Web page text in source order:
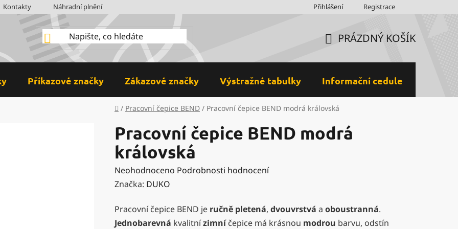
Kontakty Náhradní plnění Ochrana osobních údajů a GDPR
Přihlášení Registrace
KOŠÍK
PRÁZDNÝ KOŠÍK
Příkazové značky Zákazové značky Výstražné tabulky Informační cedule
Domů
/ Pracovní čepice BEND / Pracovní čepice BEND modrá královská
Pracovní čepice BEND modrá
královská
Průměrné
hodnocení
je
0,0
Neohodnoceno Podrobnosti hodnocení
Značka: DUKO
Pracovní čepice BEND je ručně pletená, dvouvrstvá a oboustranná.
Jednobarevná kvalitnízimníčepice má krásnou modrou barvu, odstín